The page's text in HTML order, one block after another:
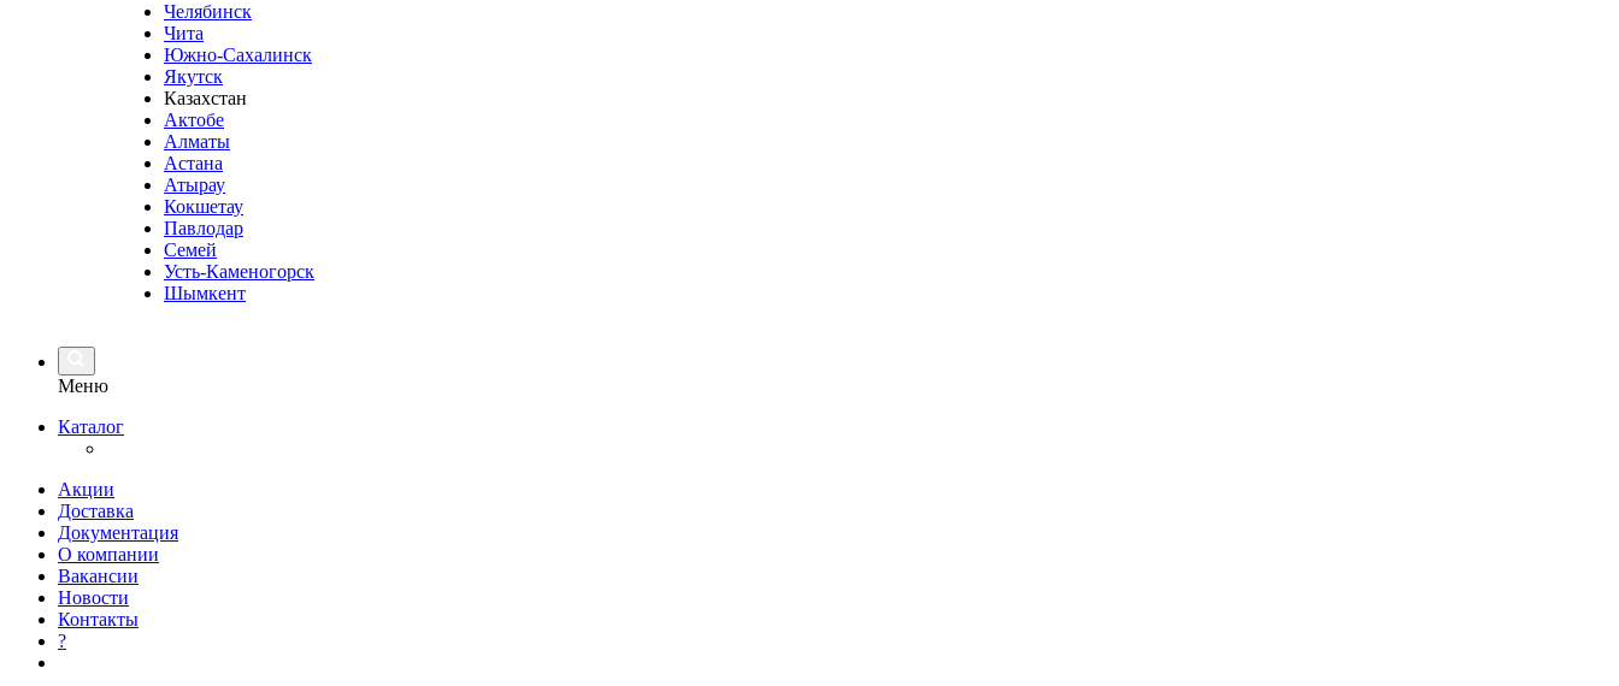
Челябинск
Чита
Южно-Сахалинск
Якутск
Казахстан
Актобе
Алматы
Астана
Атырау
Кокшетау
Павлодар
Семей
Усть-Каменогорск
Шымкент
Меню
Каталог
Акции
Доставка
Документация
О компании
Вакансии
Новости
Контакты
?